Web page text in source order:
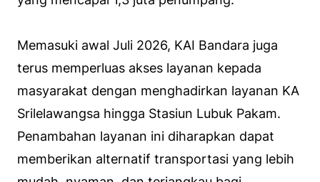
Memasuki awal Juli 2026, KAI Bandara juga
terus memperluas akses layanan kepada
masyarakat dengan menghadirkan layanan KA
Srilelawangsa hingga Stasiun Lubuk Pakam.
Penambahan layanan ini diharapkan dapat
memberikan alternatif transportasi yang lebih